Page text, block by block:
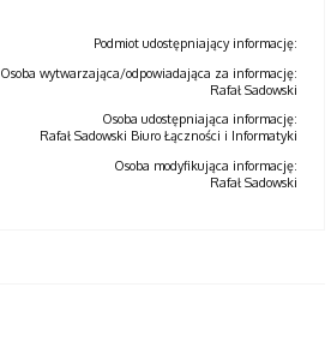
Podmiot udostępniający informację:
Osoba wytwarzająca/odpowiadająca za informację:
Rafał Sadowski
Osoba udostępniająca informację:
Rafał Sadowski Biuro Łączności i Informatyki
Osoba modyfikująca informację:
Rafał Sadowski